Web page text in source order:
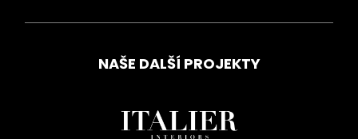
NAŠE DALŠÍ PROJEKTY